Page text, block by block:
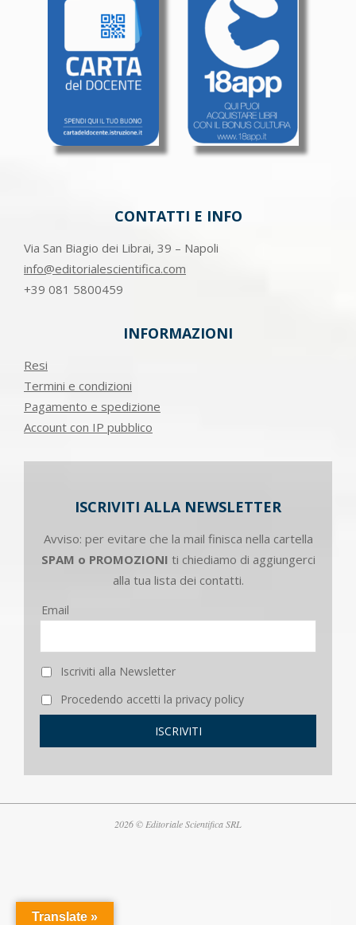
CONTATTI E INFO
Via San Biagio dei Librai, 39 – Napoli
info@editorialescientifica.com
+39 081 5800459
INFORMAZIONI
Resi
Termini e condizioni
Pagamento e spedizione
Account con IP pubblico
ISCRIVITI ALLA NEWSLETTER
Avviso: per evitare che la mail finisca nella cartella
SPAM o PROMOZIONI ti chiediamo di aggiungerci
alla tua lista dei contatti.
Email
Iscriviti alla Newsletter
Procedendo accetti la privacy policy
2026 © Editoriale Scientifica SRL
Translate »